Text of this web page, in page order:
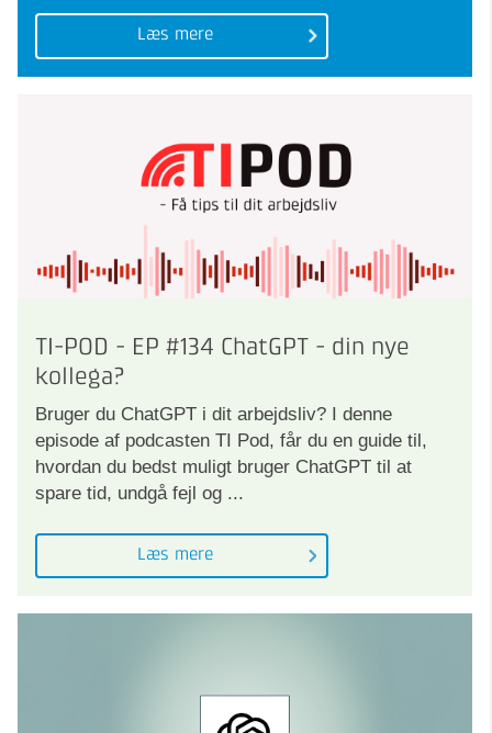
Læs mere
TI-POD - EP #134 ChatGPT - din nye
kollega?
Bruger du ChatGPT i dit arbejdsliv? I denne
episode af podcasten TI Pod, får du en guide til,
hvordan du bedst muligt bruger ChatGPT til at
spare tid, undgå fejl og ...
Læs mere